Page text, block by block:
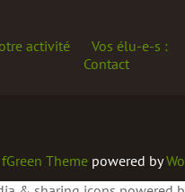
activité Vos élu-e-s :
Contact
fGreen Themepowered by